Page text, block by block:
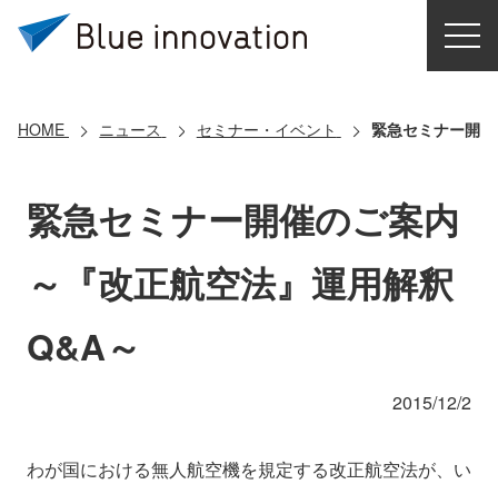
導入事例
コアテクノロジー
HOME ニュース セミナー・イベント 緊急セミナー開
緊急セミナー開催のご案内
～『改正航空法』運用解釈
Q&A～
2015/12/2
わが国における無人航空機を規定する改正航空法が、い